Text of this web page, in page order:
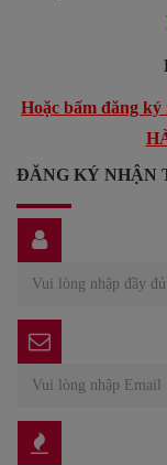
Hoặc bấm đăng
ĐĂNG KÝ NHẬN